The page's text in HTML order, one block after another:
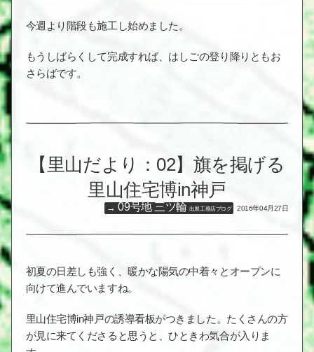
今週より階段も施工し始めました。
もうしばらくして完成すれば、はしごの登り降りともお
さらばです。
【里山だより：02】旗を掲げる
里山住宅博in神戸
09号地 三ツ輪 出展工務店ブログ 2016年04月27日
初夏の日差しも強く、暖かな陽気の中着々とオープンに
向けて進んでいますね。
里山住宅博in神戸の誘導看板がつきました。たくさんの方
が見に来てくださると思うと、ひときわ気合が入りま